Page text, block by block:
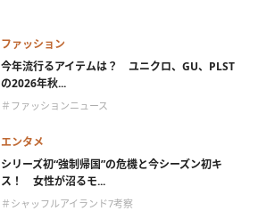
ファッション
今年流行るアイテムは？ ユニクロ、GU、PLST
の2026年秋...
＃ファッションニュース
エンタメ
シリーズ初“強制帰国”の危機と今シーズン初キ
ス！ 女性が沼るモ...
＃シャッフルアイランド7考察